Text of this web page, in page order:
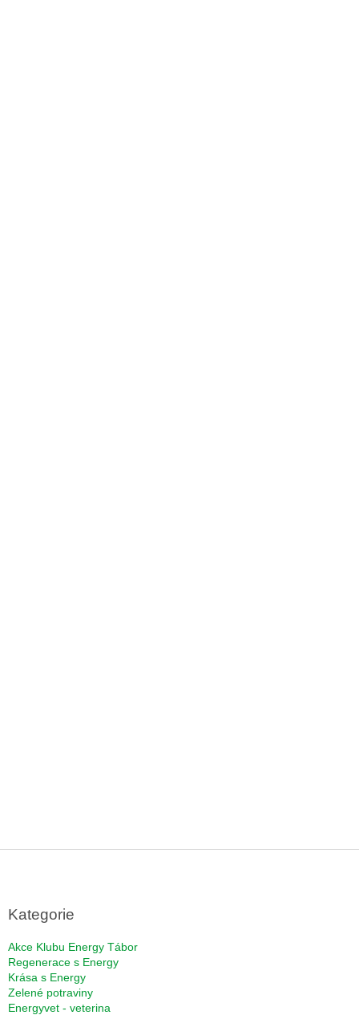
Kategorie
Akce Klubu Energy Tábor
Regenerace s Energy
Krása s Energy
Zelené potraviny
Energyvet - veterina